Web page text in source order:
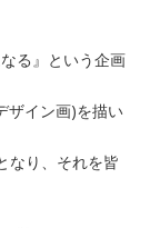
る』という企画
ザイン画)を描い
なり、それを皆